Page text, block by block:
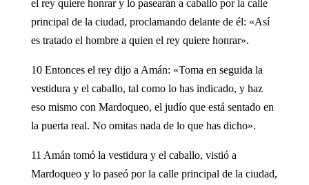
el rey quiere honrar y lo pasearán a caballo por la calle
principal de la ciudad, proclamando delante de él: «Así
es tratado el hombre a quien el rey quiere honrar».
10 Entonces el rey dijo a Amán: «Toma en seguida la
vestidura y el caballo, tal como lo has indicado, y haz
eso mismo con Mardoqueo, el judío que está sentado en
la puerta real. No omitas nada de lo que has dicho».
11 Amán tomó la vestidura y el caballo, vistió a
Mardoqueo y lo paseó por la calle principal de la ciudad,